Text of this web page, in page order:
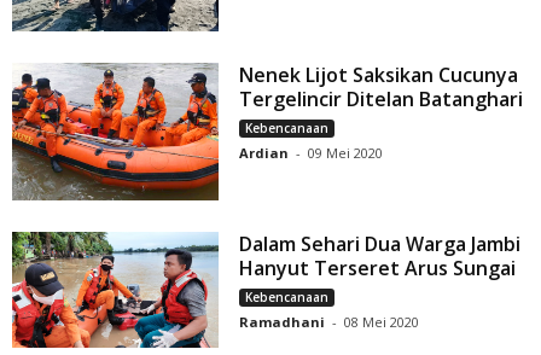
Nenek Lijot Saksikan Cucunya
Tergelincir Ditelan Batanghari
Kebencanaan
Ardian - 09 Mei 2020
Dalam Sehari Dua Warga Jambi
Hanyut Terseret Arus Sungai
Kebencanaan
Ramadhani - 08 Mei 2020